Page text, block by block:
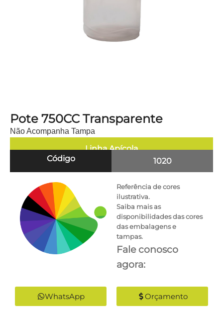
Pote 750CC Transparente
Não Acompanha Tampa
Linha Apícola
Código
1020
Referência de cores
ilustrativa.
Saiba mais as
disponibilidades das cores
das embalagens e
tampas.
Fale conosco
agora:
WhatsApp Orçamento